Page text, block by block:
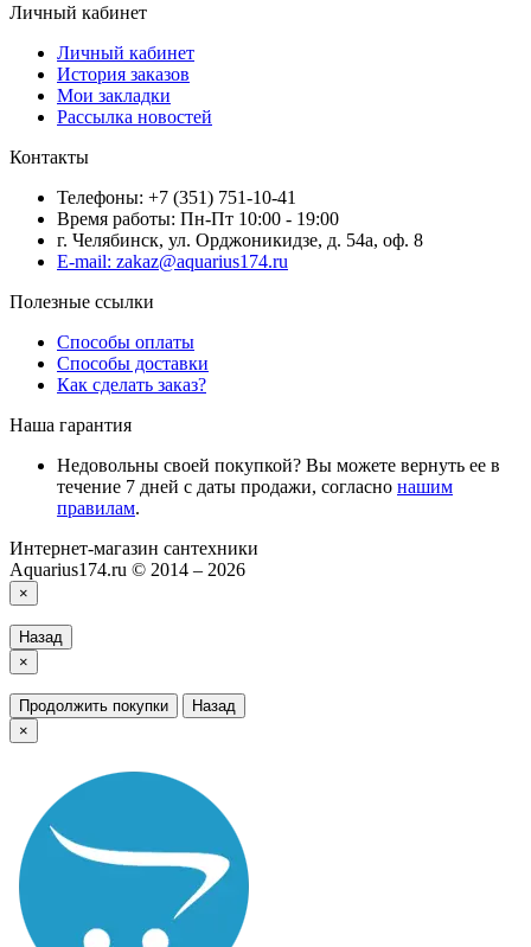
Личный кабинет
Личный кабинет
История заказов
Мои закладки
Рассылка новостей
Контакты
Телефоны: +7 (351) 751-10-41
Время работы: Пн-Пт 10:00 - 19:00
г. Челябинск, ул. Орджоникидзе, д. 54а, оф. 8
E-mail: zakaz@aquarius174.ru
Полезные ссылки
Способы оплаты
Способы доставки
Как сделать заказ?
Наша гарантия
Недовольны своей покупкой? Вы можете вернуть ее в
течение 7 дней с даты продажи, согласно нашим
правилам.
Интернет-магазин сантехники
Aquarius174.ru © 2014 – 2026
×
Назад
×
Продолжить покупки
Назад
×